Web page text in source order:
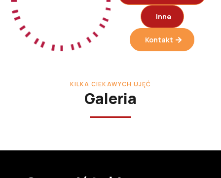
Inne
Kontakt
KILKA CIEKAWYCH UJĘĆ
Galeria